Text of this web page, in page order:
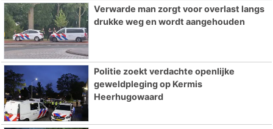
Verwarde man zorgt voor overlast langs
drukke weg en wordt aangehouden
Politie zoekt verdachte openlijke
geweldpleging op Kermis
Heerhugowaard